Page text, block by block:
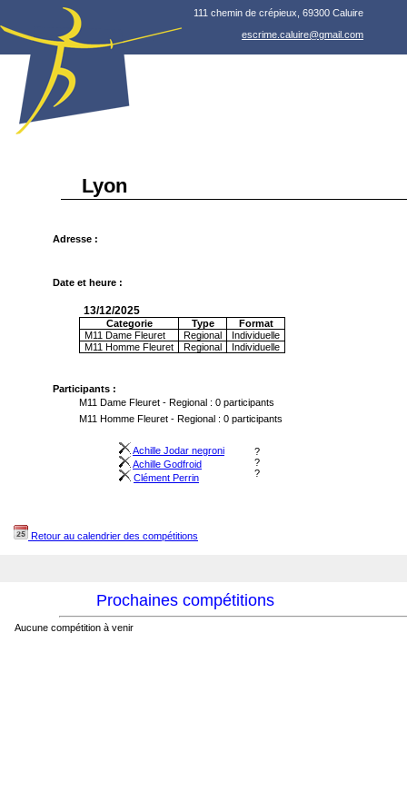
111 chemin de crépieux, 69300 Caluire
escrime.caluire@gmail.com
Lyon
Adresse :
Date et heure :
13/12/2025
Categorie Type
Format
M11 Dame Fleuret
Regional
Individuelle
M11 Homme Fleuret
Regional Individuelle
Participants :
M11 Dame Fleuret - Regional : 0 participants
M11 Homme Fleuret - Regional : 0 participants
Achille Jodar negroni
Achille Godfroid
Clément Perrin
?
?
?
Retour au calendrier des compétitions
Prochaines compétitions
Aucune compétition à venir